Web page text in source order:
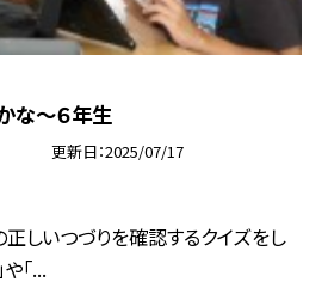
な～６年生
更新日 2025/07/17
しいつづりを確認するクイズをし
「...